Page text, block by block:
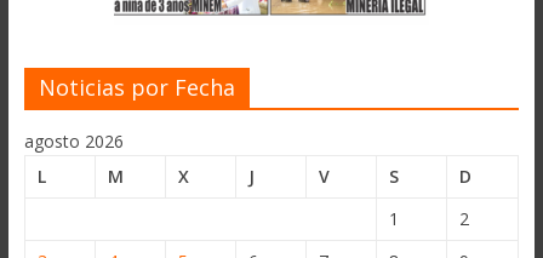
Noticias por Fecha
agosto 2026
L
M X J V S
D
1
2